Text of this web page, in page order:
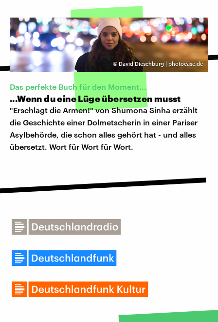
© David Dieschburg | photocase.de
Das perfekte Buch für den Moment...
...Wenn du eine Lüge übersetzen musst
"Erschlagt die Armen!" von Shumona Sinha erzählt
die Geschichte einer Dolmetscherin in einer Pariser
Asylbehörde, die schon alles gehört hat - und alles
übersetzt. Wort für Wort für Wort.